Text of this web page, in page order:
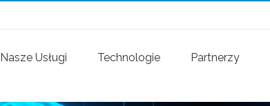
Nasze Usługi Technologie Partnerzy